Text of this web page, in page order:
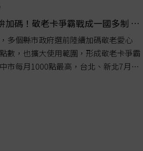
選舉年縣市拚加碼！敬老卡爭霸戰成一國多制 學者有異見
多個縣市政府選前陸續加碼敬老愛心
數，也擴大使用範圍，形成敬老卡爭霸
市每月1000點最高，台北、新北7月起